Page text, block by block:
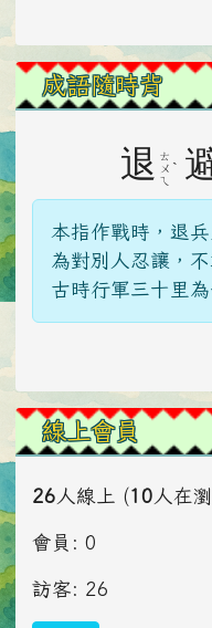
成語隨時背
退 ㄊ
ㄨ
ㄟ
ˋ
本指作戰時，退
為對別人忍讓，
古時行軍三十里
線上會員
26 人線上 (10 人在
會員: 0
訪客: 26